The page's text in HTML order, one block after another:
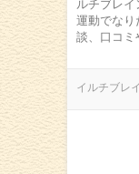
ルチブレ
運動でな
談、口コミ
イルチブレ